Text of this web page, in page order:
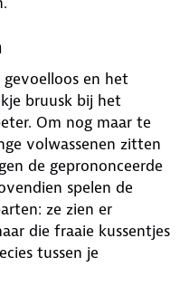
en het
bruusk bij het
Om nog maar te
volwassenen zitten
de geprononceerde
spelen de
ze zien er
die fraaie kussentjes
tussen je